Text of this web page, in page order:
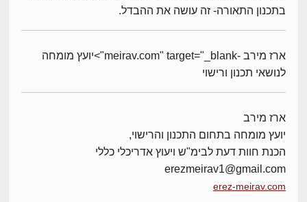
בתכנון התאורה- זה עושה את ההבדל.
ארז מירב -meirav.com" target="_blank">יועץ מומחה
לנושאי תכנון ורישוי
ארז מירב
יועץ מומחה בתחום התכנון והרישוי,
הכנת חוות דעת לבימ"ש ויעוץ אדריכלי כללי
erezmeirav1@gmail.com
erez-meirav.com